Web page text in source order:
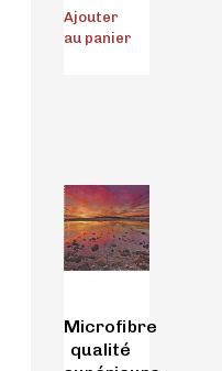
Ajouter
au panier
Microfibre
qualité